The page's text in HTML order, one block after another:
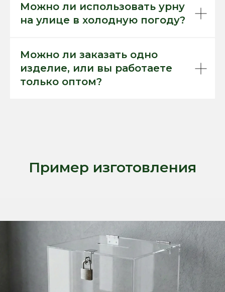
Можно ли использовать урну
на улице в холодную погоду?
Можно ли заказать одно
изделие, или вы работаете
только оптом?
Пример изготовления